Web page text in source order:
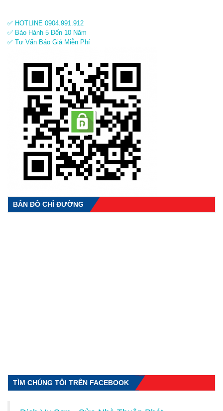
✅ HOTLINE 0904.991.912
✅ Bảo Hành 5 Đến 10 Năm
✅ Tư Vấn Báo Giá Miễn Phí
BẢN ĐỒ CHỈ ĐƯỜNG
TÌM CHÚNG TÔI TRÊN FACEBOOK